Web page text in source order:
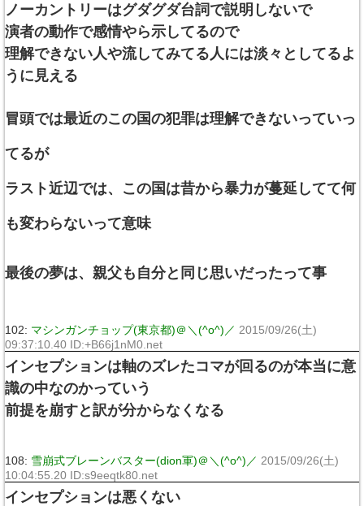
ノーカントリーはグダグダ台詞で説明しないで
演者の動作で感情やら示してるので
理解できない人や流してみてる人には淡々としてるよ
うに見える
冒頭では最近のこの国の犯罪は理解できないっていっ
てるが
ラスト近辺では、この国は昔から暴力が蔓延してて何
も変わらないって意味
最後の夢は、親父も自分と同じ思いだったって事
102: マシンガンチョップ(東京都)＠＼(^o^)／ 2015/09/26(土)
09:37:10.40 ID:+B66j1nM0.net
インセプションは軸のズレたコマが回るのが本当に意
識の中なのかっていう
前提を崩すと訳が分からなくなる
108: 雪崩式ブレーンバスター(dion軍)＠＼(^o^)／ 2015/09/26(土)
10:04:55.20 ID:s9eeqtk80.net
インセプションは悪くない